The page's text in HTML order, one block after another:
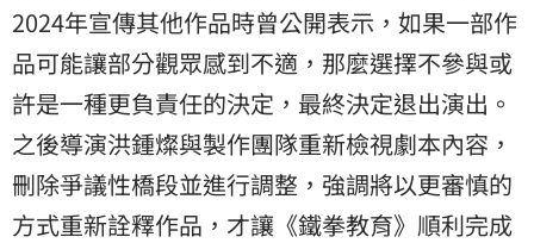
2024年宣傳其他作品時曾公開表示，如果一部作
品可能讓部分觀眾感到不適，那麼選擇不參與或
許是一種更負責任的決定，最終決定退出演出。
之後導演洪鍾燦與製作團隊重新檢視劇本內容，
刪除爭議性橋段並進行調整，強調將以更審慎的
方式重新詮釋作品，才讓《鐵拳教育》順利完成